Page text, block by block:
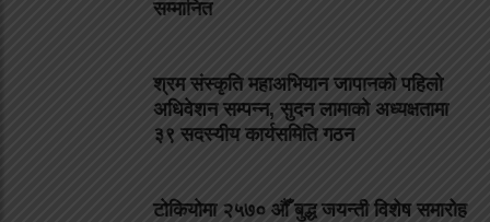
सम्मानित
श्रम संस्कृति महाअभियान जापानको पहिलो
अधिवेशन सम्पन्न, सुदन लामाको अध्यक्षतामा
३९ सदस्यीय कार्यसमिति गठन
टोकियोमा २५७० औँ बुद्ध जयन्ती विशेष समारोह